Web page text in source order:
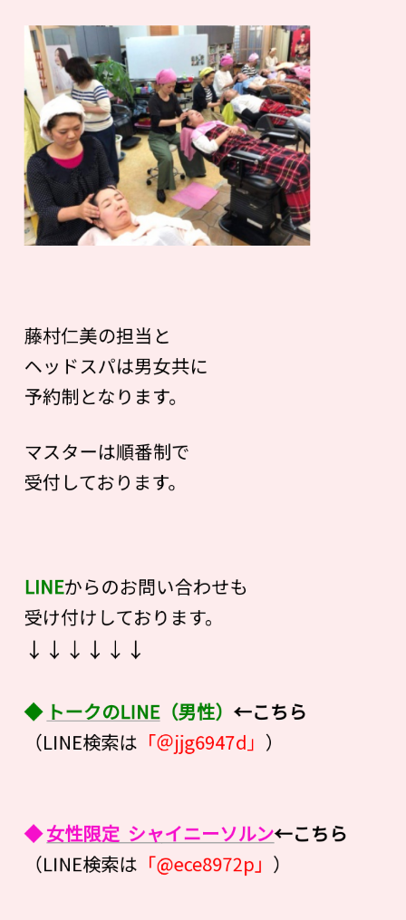
藤村仁美の担当と
ヘッドスパは男女共に
予約制となります。
マスターは順番制で
受付しております。
LINEからのお問い合わせも
受け付けしております。
↓↓↓↓↓↓
◆ トークのLINE（男性） ←こちら
（LINE検索は 「＠jjg6947d」 ）
◆女性限定 シャイニーソルン←こちら
（LINE検索は 「@ece8972p」 ）